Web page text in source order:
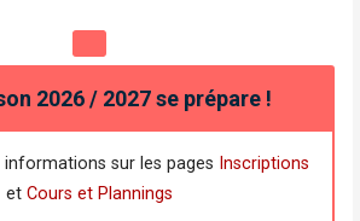
2026 / 2027 se prépare !
informations sur les pages Inscriptions
et Cours et Plannings